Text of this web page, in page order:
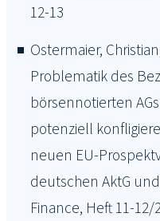
12-13
Ostermaier,
Problematik des
börsennotierten
potenziell
neuen EU-
deutschen AktG
Finance, Heft 11-12/